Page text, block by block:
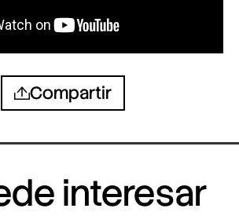
Compartir
interesar